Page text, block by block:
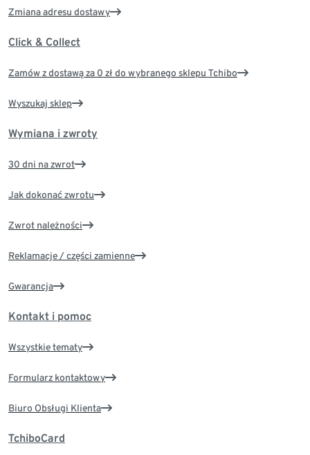
Zmiana adresu dostawy
Click & Collect
Zamów z dostawą za 0 zł do wybranego sklepu Tchibo
Wyszukaj sklep
Wymiana i zwroty
30 dni na zwrot
Jak dokonać zwrotu
Zwrot należności
Reklamacje / części zamienne
Gwarancja
Kontakt i pomoc
Wszystkie tematy
Formularz kontaktowy
Biuro Obsługi Klienta
TchiboCard